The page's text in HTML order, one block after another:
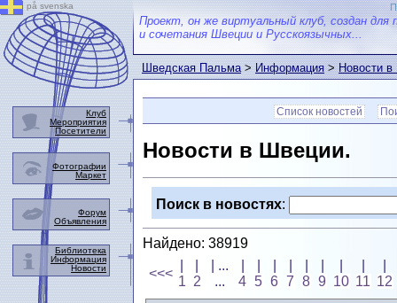
Проект, он же виртуальный клуб, создан для
и сочетания Швеции и Русскоязычных...
Шведская Пальма>Информация>Новости
Список новостей
Новости в Швеции.
Поиск в новостях:
Найдено: 38919
<<<
1 2
| ...
...
4 5 6 7
8 9 10 11 12
på svenska
Клуб
Мероприятия
Посетители
Фотографии
Маркет
Форум
Объявления
Библиотека
Информация
Новости